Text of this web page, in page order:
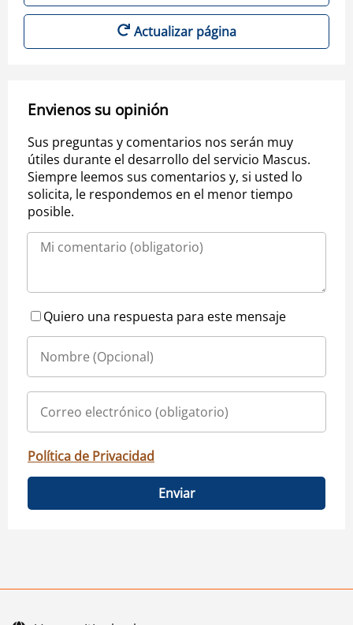
Actualizar página
Envienos su opinión
Sus preguntas y comentarios nos serán muy
útiles durante el desarrollo del servicio Mascus.
Siempre leemos sus comentarios y, si usted lo
solicita, le respondemos en el menor tiempo
posible.
Quiero una respuesta para este mensaje
Política de Privacidad
Enviar